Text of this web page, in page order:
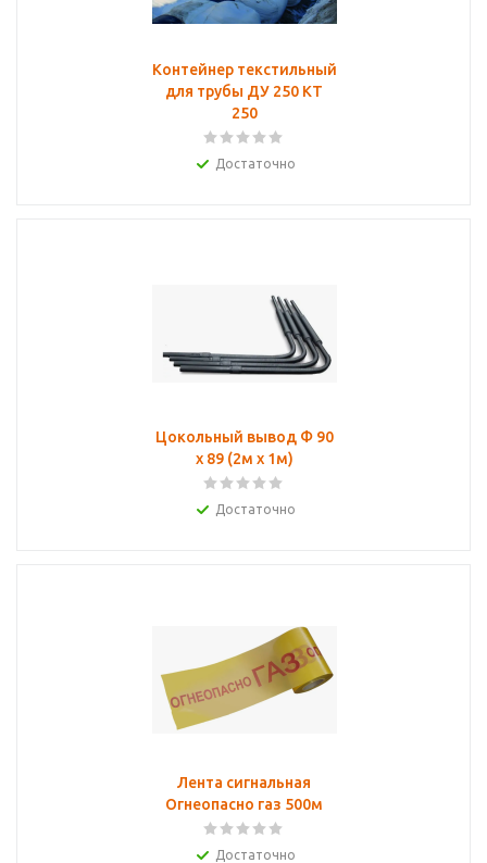
Контейнер текстильный
для трубы ДУ 250 КТ
250
Достаточно
Цокольный вывод Ф 90
х 89 (2м х 1м)
Достаточно
Лента сигнальная
Огнеопасно газ 500м
Достаточно